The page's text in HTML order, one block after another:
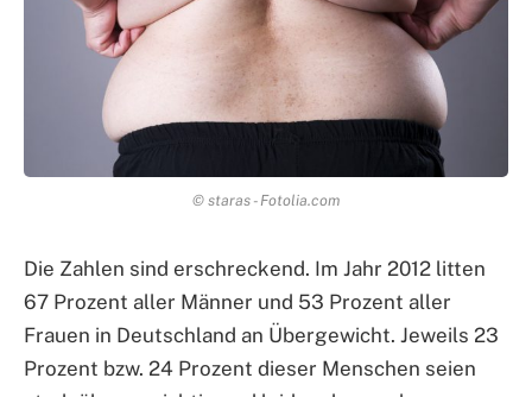
© staras - Fotolia.com
Die Zahlen sind erschreckend. Im Jahr 2012 litten
67 Prozent aller Männer und 53 Prozent aller
Frauen in Deutschland an Übergewicht. Jeweils 23
Prozent bzw. 24 Prozent dieser Menschen seien